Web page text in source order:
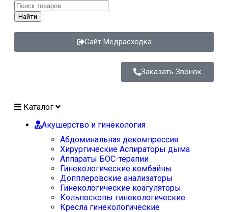
Найти
Сайт Медрасходка
Заказать Звонок
Каталог
Акушерство и гинекология
Абдоминальная декомпрессия
Хирургические Аспираторы дыма
Аппараты БОС-терапии
Гинекологические комбайны
Допплеровские анализаторы
Гинекологические коагуляторы
Кольпоскопы гинекологические
Кресла гинекологические